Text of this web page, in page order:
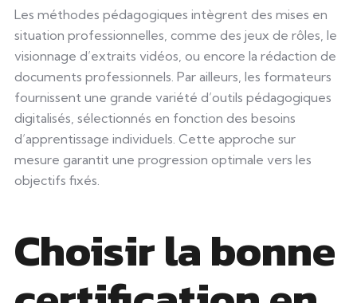
Les méthodes pédagogiques intègrent des mises en
situation professionnelles, comme des jeux de rôles, le
visionnage d’extraits vidéos, ou encore la rédaction de
documents professionnels. Par ailleurs, les formateurs
fournissent une grande variété d’outils pédagogiques
digitalisés, sélectionnés en fonction des besoins
d’apprentissage individuels. Cette approche sur
mesure garantit une progression optimale vers les
objectifs fixés.
Choisir la bonne